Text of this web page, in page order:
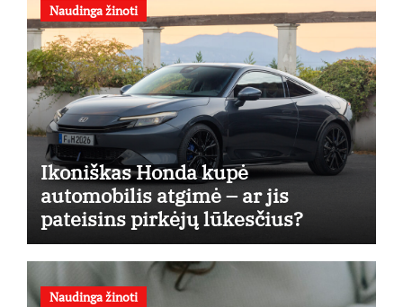
Naudinga žinoti
Ikoniškas Honda kupė
automobilis atgimė – ar jis
pateisins pirkėjų lūkesčius?
Naudinga žinoti